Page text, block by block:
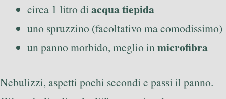
circa 1 litro di acqua tiepida
uno spruzzino (facoltativo ma comodissimo)
un panno morbido, meglio in microfibra
Nebulizzi, aspetti pochi secondi e passi il panno.